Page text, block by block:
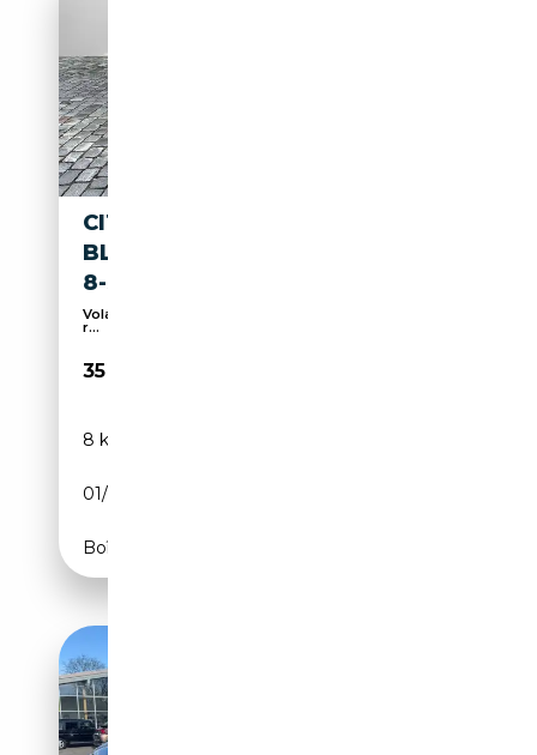
CITROEN SPACETOURER 2.2
BLUEHDI 180 AUTOM PLUS M
8-SITZER AHK KA LED L
Volant chauffant, Système de navigation, Attache
r...
35 970€
8 km
01/2026
Boîte automatique